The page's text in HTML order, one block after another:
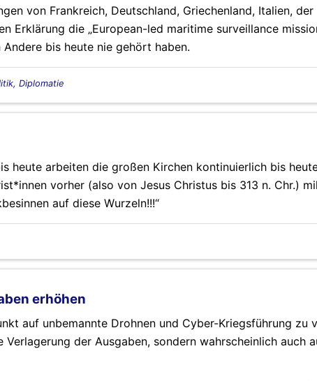
von Frankreich, Deutschland, Griechenland, Italien,
Erklärung die „European-led maritime surveillance
bis heute nie gehört haben.
Diplomatie
heute arbeiten die großen Kirchen kontinuierlich bis
vorher (also von Jesus Christus bis 313 n. Chr.)
auf diese Wurzeln!!!“
erhöhen
auf unbemannte Drohnen und Cyber-Kriegsführung zu
der Ausgaben, sondern wahrscheinlich auch